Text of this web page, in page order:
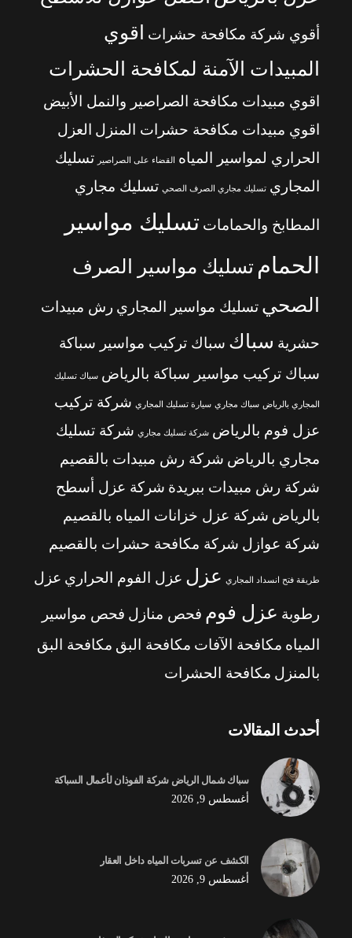
أقوي شركة مكافحة حشرات
اقوي
المبيدات الآمنة لمكافحة الحشرات
اقوي مبيدات مكافحة الصراصير والنمل الأبيض
اقوي مبيدات مكافحة حشرات المنزل العزل
الحراري لمواسير المياه
القضاء على الصراصير
تسليك
المجاري تسليك مجاري الصرف الصحي تسليك مجاري
المطابخ والحمامات تسليك مواسير
الحمام تسليك مواسير الصرف
الصحي تسليك مواسير المجاري رش مبيدات
حشرية سباك سباك تركيب مواسير سباكة
سباك تركيب مواسير سباكة بالرياض سباك تسليك
المجاري بالرياض سباك مجاري سيارة تسليك المجاري شركة تركيب
عزل فوم بالرياض شركة تسليك مجاري شركة تسليك
مجاري بالرياض شركة رش مبيدات بالقصيم
شركة رش مبيدات ببريدة شركة عزل أسطح
بالرياض شركة عزل خزانات المياه بالقصيم
شركة عوازل شركة مكافحة حشرات بالقصيم
طريقة فتح انسداد المجاري عزل عزل الفوم الحراري عزل
رطوبة عزل فوم فحص منازل فحص مواسير
المياه مكافحة الآفات مكافحة البق مكافحة البق
بالمنزل مكافحة الحشرات
أحدث المقالات
سباك شمال الرياض شركة الفوذان لأعمال السباكة
أغسطس 9, 2026
الكشف عن تسربات المياه داخل العقار
أغسطس 9, 2026